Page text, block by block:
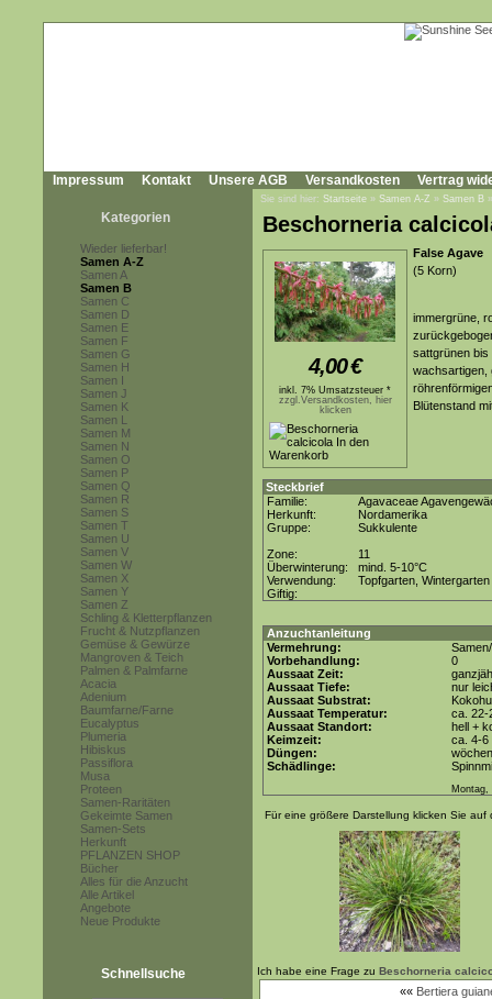
Impressum Kontakt Unsere AGB Versandkosten Vertrag
Kategorien
Wieder lieferbar!
Samen A-Z
Samen A
Samen B
Samen C
Samen D
Samen E
Samen F
Samen G
Samen H
Samen I
Samen J
Samen K
Samen L
Samen M
Samen N
Samen O
Samen P
Samen Q
Samen R
Samen S
Samen T
Samen U
Samen V
Samen W
Samen X
Samen Y
Samen Z
Schling & Kletterpflanzen
Frucht & Nutzpflanzen
Gemüse & Gewürze
Mangroven & Teich
Palmen & Palmfarne
Acacia
Adenium
Baumfarne/Farne
Eucalyptus
Plumeria
Hibiskus
Passiflora
Musa
Proteen
Samen-Raritäten
Gekeimte Samen
Samen-Sets
Herkunft
PFLANZEN SHOP
Bücher
Alles für die Anzucht
Alle Artikel
Angebote
Neue Produkte
Schnellsuche
Sie sind hier: Startseite » Samen A-Z » Samen B
Beschorneria
4,00€
inkl. 7% Umsatzsteuer *
zzgl.Versandkosten, hier
klicken
False Agave
(5 Korn)
immergrüne,
sattgrünen bis
wachsartigen,
Blütenstand
Steckbrief
Familie:
Agavaceae
Herkunft:
Nordamerika
Gruppe:
Sukkulente
Zone:
11
Überwinterung:
mind. 5-10°C
Verwendung:
Topfgarten, Wintergarten
Giftig:
Anzuchtanleitung
Vermehrung:
Vorbehandlung:
0
Aussaat Zeit:
Aussaat Tiefe:
nur
Aussaat Substrat:
Aussaat Temperatur:
ca. 22-
Aussaat Standort:
hell +
Keimzeit:
ca. 4-6
Düngen:
Schädlinge:
Montag,
Für eine größere Darstellung klicken Sie auf
Ich habe eine Frage zu Beschorneria
«« Bertiera